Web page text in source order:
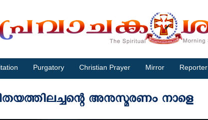
Purgatory Christian Prayer Mirror Reporter
അനുസ്മരണം നാളെ